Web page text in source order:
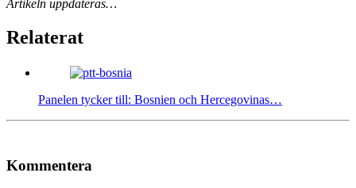
Artikeln uppdateras…
Relaterat
Panelen tycker till: Bosnien och Hercegovinas…
Kommentera